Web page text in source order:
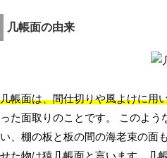
几帳面の由来
几帳面は、間仕切りや風よけに用
った面取りのことです。 このよ
い、棚の板と板の間の海老束の面